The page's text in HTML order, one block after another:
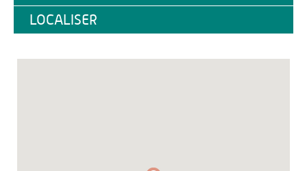
LOCALISER